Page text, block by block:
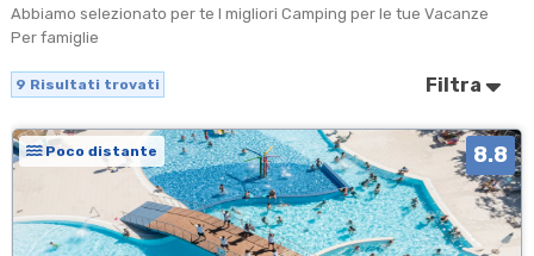
Abbiamo selezionato per te I migliori Camping per le tue Vacanze
Per famiglie
9 Risultati trovati Filtra
Poco distante 8.8